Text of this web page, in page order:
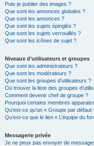
Puis-je publier des images ?
Que sont les annonces globales ?
Que sont les annonces ?
Que sont les sujets épinglés ?
Que sont les sujets verrouillés ?
Que sont les icônes de sujet ?
Niveaux d’utilisateurs et groupes
Que sont les administrateurs ?
Que sont les modérateurs ?
Que sont les groupes d’utilisateurs ?
Où trouver la liste des groupes
Comment devenir chef de groupe ?
Pourquoi certains membres
Qu’est-ce qu’un « Groupe par défaut
Qu’est-ce que le lien « L’équipe du
Messagerie privée
Je ne peux pas envoyer de